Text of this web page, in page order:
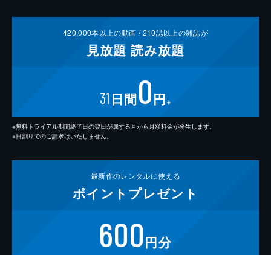
420,000本以上の動画 /210誌以上の雑誌が
見放題 読み放題
31 日間0円 ※
※無料トライアル期間終了日の翌日が属する月から月額料金が発生します。
※日割りでのご請求はいたしません。
最新作のレンタルに使える
ポイント プレゼント
600円分